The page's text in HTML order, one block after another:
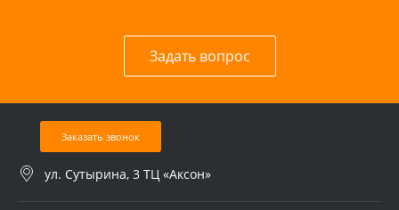
Задать вопрос
Заказать звонок
ул. Сутырина, 3 ТЦ «Аксон»